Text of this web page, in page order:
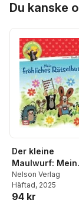
Du kanske
Der kleine
Maulwurf: Mein
fröhliches
Rätselbuch
Nelson Verlag
Häftad, 2025
94 kr